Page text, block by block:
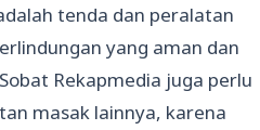
tenda dan peralatan
yang aman dan
Rekapmedia juga perlu
masak lainnya, karena